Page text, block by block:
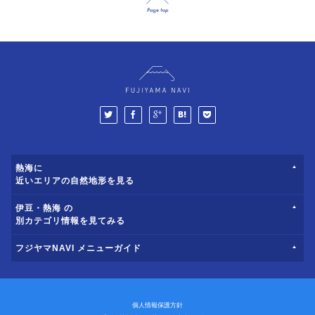
熱海に
近いエリアの自然地形を見る
伊豆・熱海 の
別カテゴリ情報を見てみる
フジヤマNAVI メニューガイド
個人情報保護方針